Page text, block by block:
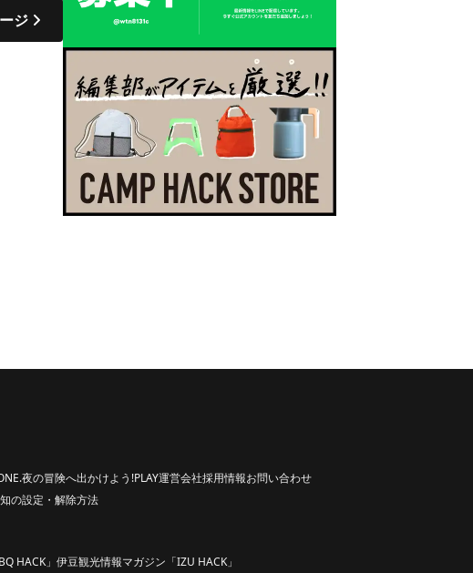
ジ
夜の冒険へ出かけよう!PLAY運営会社採用情報お問い合わせ
の設定・解除方法
HACK」 伊豆観光情報マガジン「IZU HACK」